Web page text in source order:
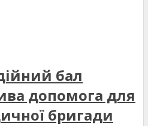
бал
допомога для
бригади